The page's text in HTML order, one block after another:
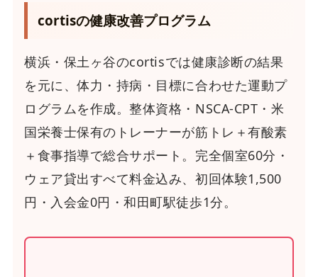
cortisの健康改善プログラム
横浜・保土ヶ谷のcortisでは健康診断の結果
を元に、体力・持病・目標に合わせた運動プ
ログラムを作成。整体資格・NSCA-CPT・米
国栄養士保有のトレーナーが筋トレ＋有酸素
＋食事指導で総合サポート。完全個室60分・
ウェア貸出すべて料金込み、初回体験1,500
円・入会金0円・和田町駅徒歩1分。